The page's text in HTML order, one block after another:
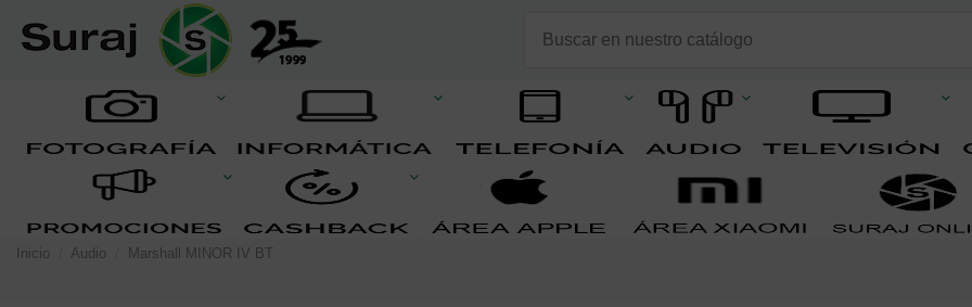
Inicio Audio Marshall MINOR IV BT